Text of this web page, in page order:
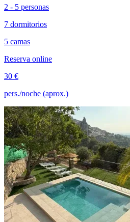
2 - 5 personas
7 dormitorios
5 camas
Reserva online
30 €
pers./noche (aprox.)